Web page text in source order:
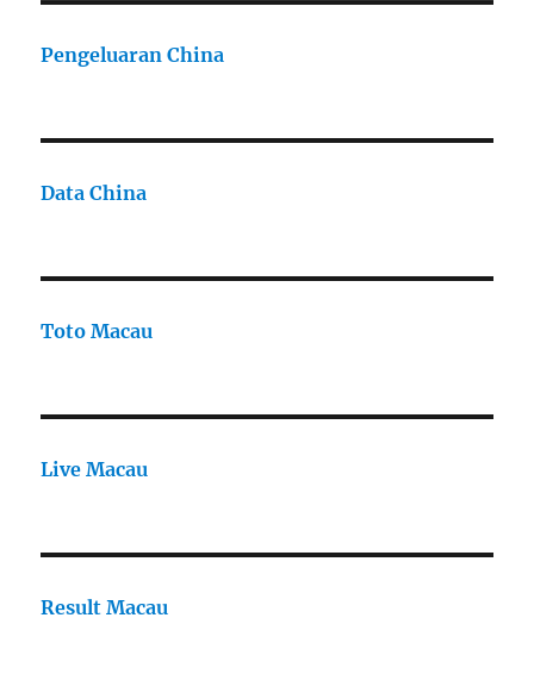
Pengeluaran China
Data China
Toto Macau
Live Macau
Result Macau